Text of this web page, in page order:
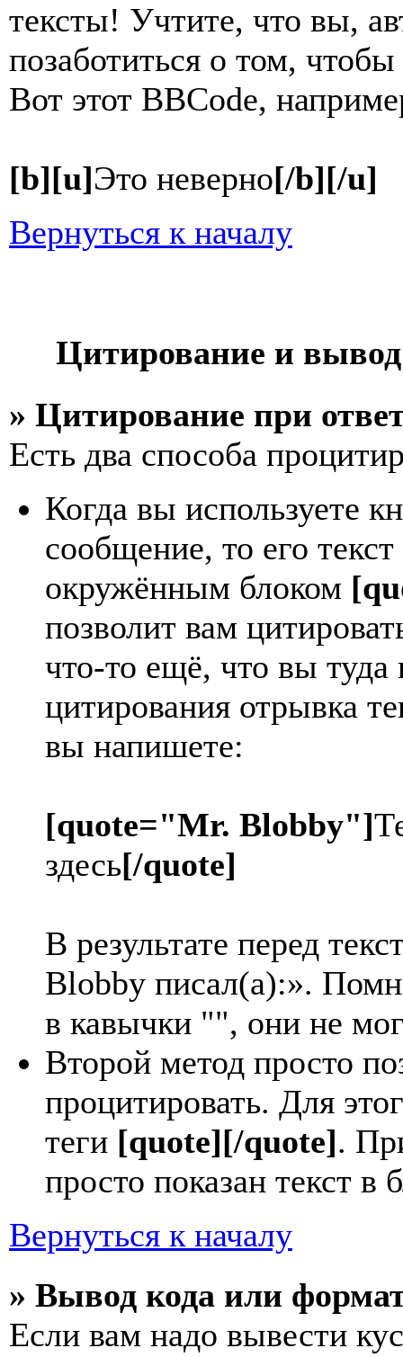
тексты! Учтите, что вы,
позаботиться о том,
Вот этот BBCode,
[b][u]Это неверно[/b][/u]
Вернуться к началу
Цитирование и
» Цитирование при
Есть два способа
Когда вы используете
сообщение, то его
окружённым блоком
позволит вам
что-то ещё, что вы
цитирования отрывка
вы напишете:
[quote="Mr. Blobby"]
здесь[/quote]
В результате перед
Blobby писал(а):».
в кавычки "", они не
Второй метод просто
процитировать. Для
теги [quote][/quote].
просто показан текст в
Вернуться к началу
» Вывод кода или
Если вам надо вывести